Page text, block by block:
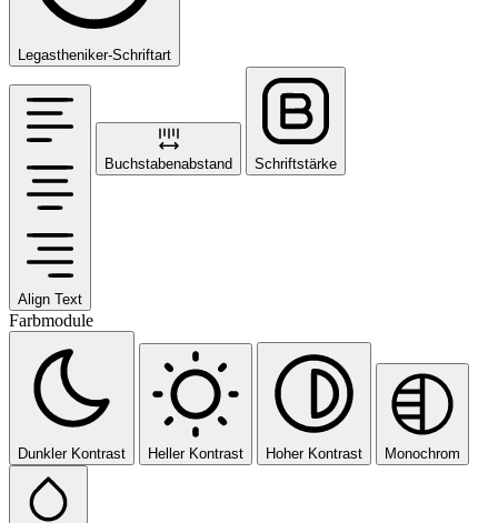
Legastheniker-Schriftart
Align Text
Buchstabenabstand Schriftstärke
Farbmodule
Dunkler Kontrast Heller Kontrast Hoher Kontrast Monochrom